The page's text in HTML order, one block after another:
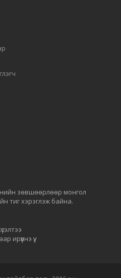
зөвшөөрлөөр монгол
тиг хэрэглэж байна.
ирүүлнэ үү.